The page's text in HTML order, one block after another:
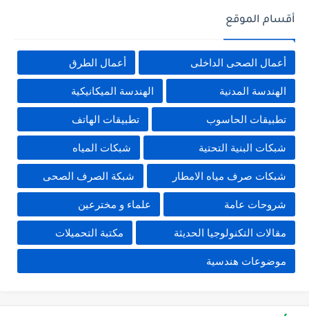
أقسام الموقع
أعمال الصحى الداخلى أعمال الطرق
الهندسة المدنية الهندسة الميكانيكية
تطبيقات الحاسوب تطبيقات الهاتف
شبكات البنية التحتية شبكات المياه
شبكات صرف مياه الامطار شبكة الصرف الصحى
شروحات عامة علماء و مخترعين
مقالات التكنولوجيا الحديثة مكتبة التحميلات
موضوعات هندسية